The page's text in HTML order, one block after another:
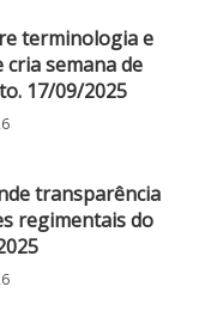
terminologia e
semana de
17/09/2025
transparência
regimentais do